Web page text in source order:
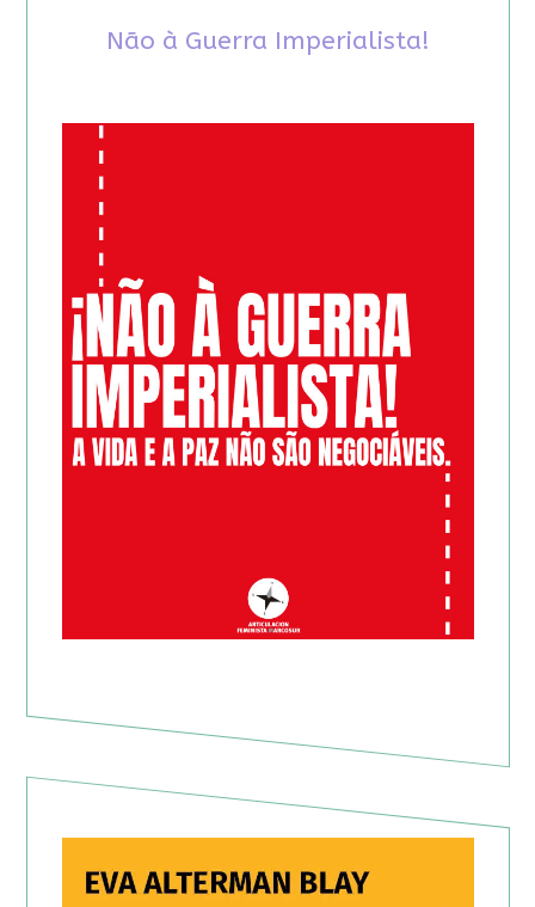
Não à Guerra Imperialista!